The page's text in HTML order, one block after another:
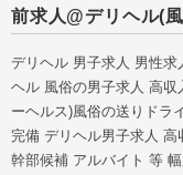
前求人@デリヘル(
デリヘル 男子求人 男性求
ヘル 風俗の男子求人 高収
ーヘルス)風俗の送りドラ
完備 デリヘル男子求人
幹部候補 アルバイト 等